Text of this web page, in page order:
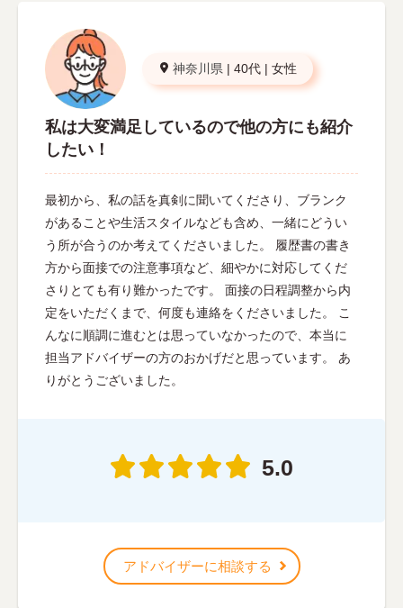
神奈川県 | 40代 | 女性
私は大変満足しているので他の方にも紹介
したい！
最初から、私の話を真剣に聞いてくださり、ブランク
があることや生活スタイルなども含め、一緒にどうい
う所が合うのか考えてくださいました。 履歴書の書き
方から面接での注意事項など、細やかに対応してくだ
さりとても有り難かったです。 面接の日程調整から内
定をいただくまで、何度も連絡をくださいました。 こ
んなに順調に進むとは思っていなかったので、本当に
担当アドバイザーの方のおかげだと思っています。 あ
りがとうございました。
5.0
アドバイザーに相談する